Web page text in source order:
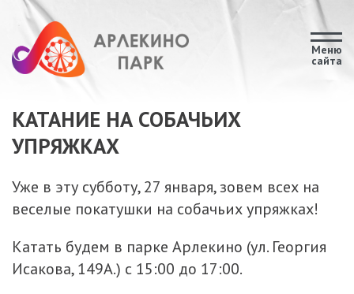
Меню
сайта
КАТАНИЕ НА СОБАЧЬИХ
УПРЯЖКАХ
Уже в эту субботу, 27 января, зовем всех на
веселые покатушки на собачьих упряжках!
Катать будем в парке Арлекино (ул. Георгия
Исакова, 149А.) с 15:00 до 17:00.